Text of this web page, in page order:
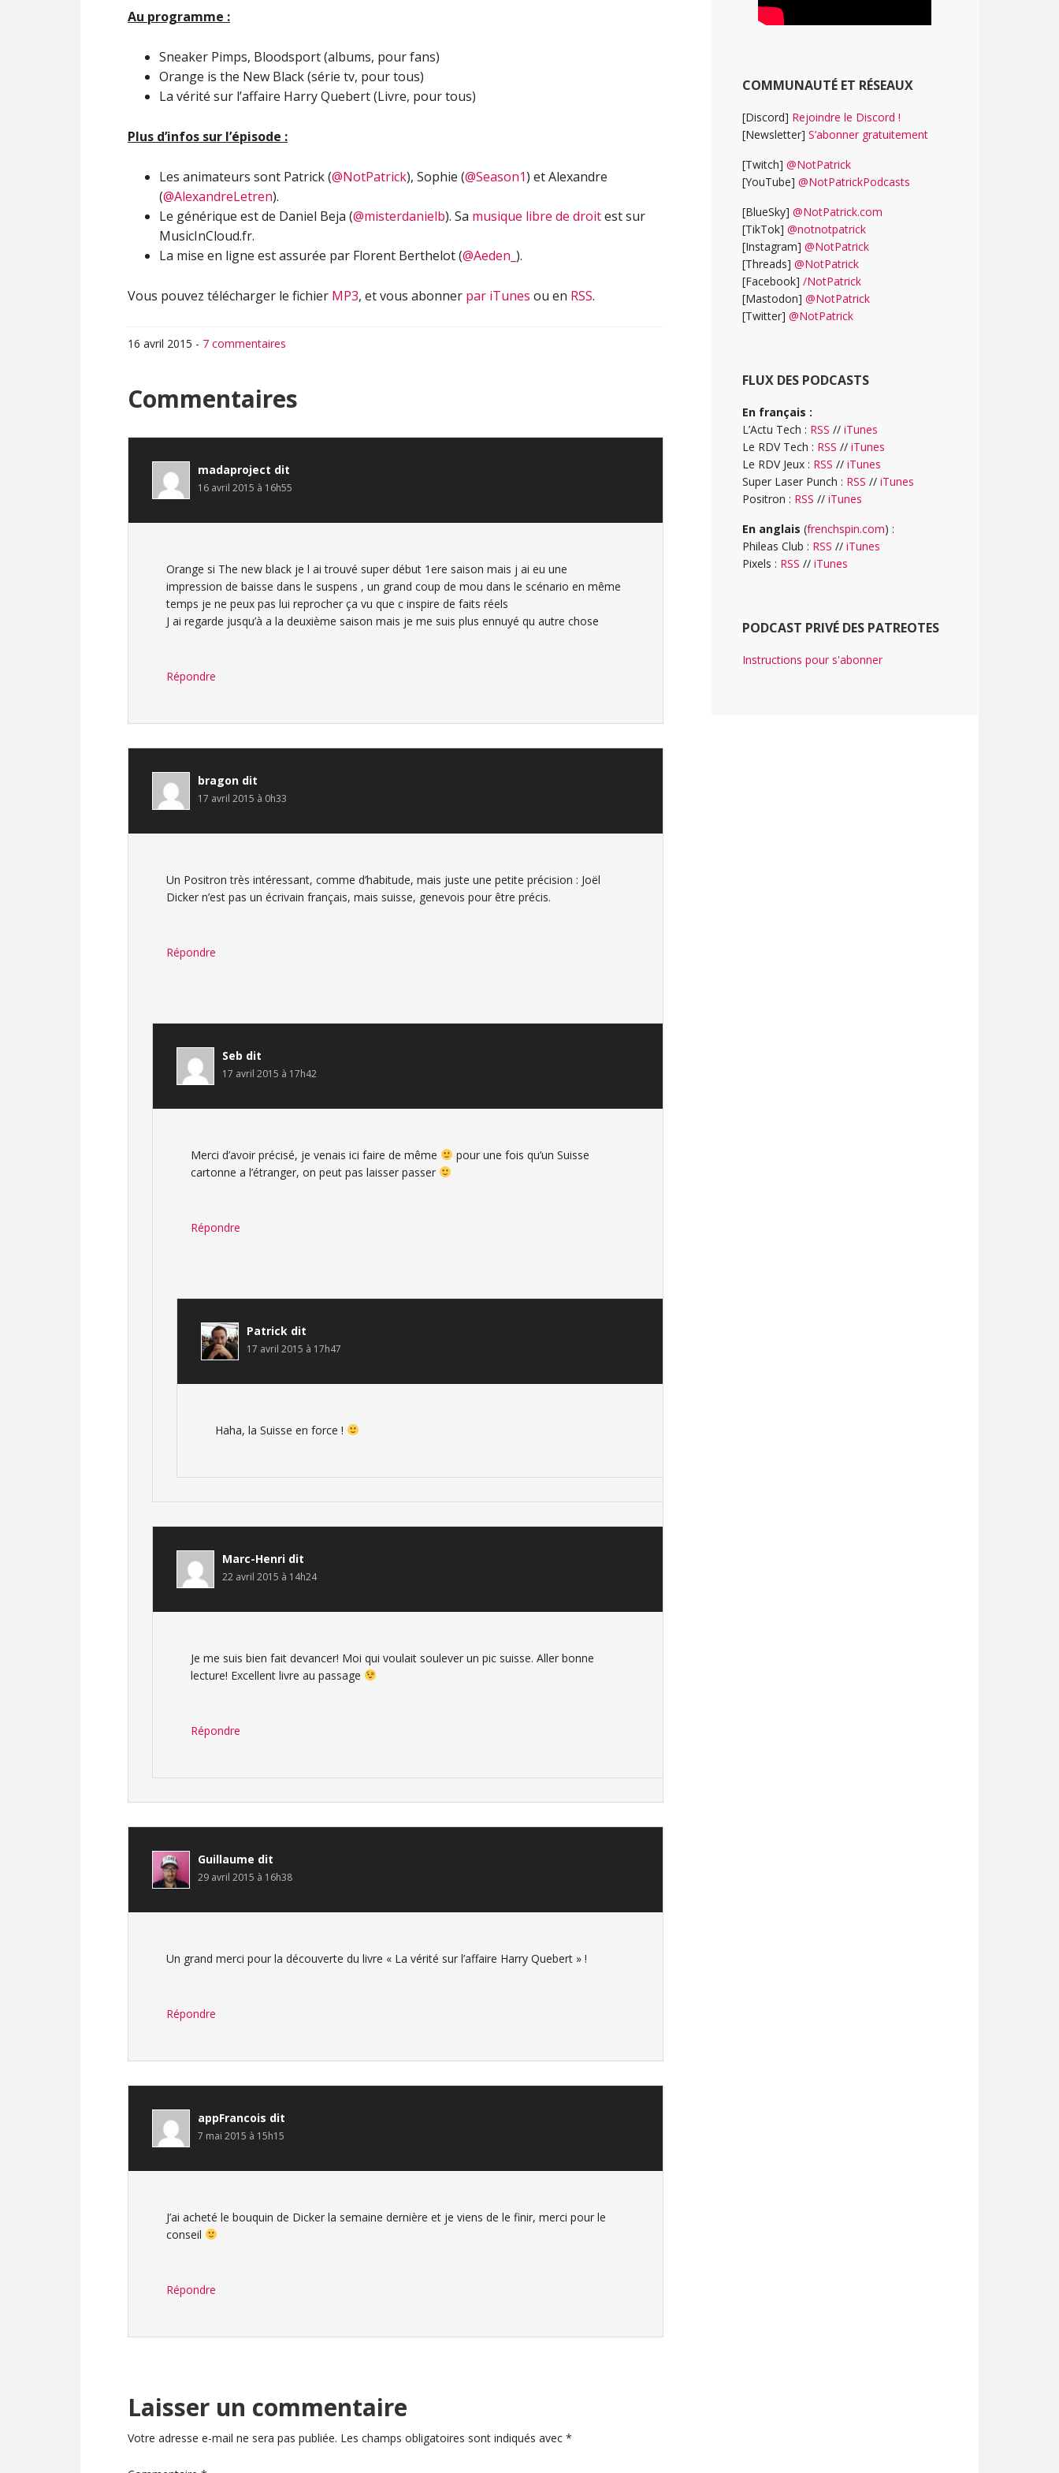
Au programme :
Sneaker Pimps, Bloodsport (albums, pour fans)
Orange is the New Black (série tv, pour tous)
La vérité sur l’affaire Harry Quebert (Livre, pour tous)
Plus d’infos sur l’épisode :
Les animateurs sont Patrick (@NotPatrick), Sophie (@Season1) et Alexandre
(@AlexandreLetren).
Le générique est de Daniel Beja (@misterdanielb). Sa musique libre de droitest sur
MusicInCloud.fr.
La mise en ligne est assurée par Florent Berthelot (@Aeden_ ).
Vous pouvez télécharger le fichier MP3, et vous abonner par iTunes ou en RSS.
16 avril 2015 - 7 commentaires
Interactions
du
lecteur
Commentaires
madaproject dit
16 avril 2015 à 16h55
Orange si The new black je l ai trouvé super début 1ere saison mais j ai eu une
impression de baisse dans le suspens , un grand coup de mou dans le scénario en même
temps je ne peux pas lui reprocher ça vu que c inspire de faits réels
J ai regarde jusqu’à a la deuxième saison mais je me suis plus ennuyé qu autre chose
Répondre
bragon dit
17 avril 2015 à 0h33
Un Positron très intéressant, comme d’habitude, mais juste une petite précision : Joël
Dicker n’est pas un écrivain français, mais suisse, genevois pour être précis.
Répondre
Seb dit
17 avril 2015 à 17h42
Merci d’avoir précisé, je venais ici faire de même
pour une fois qu’un Suisse
cartonne a l’étranger, on peut pas laisser passer
Répondre
Patrick dit
17 avril 2015 à 17h47
Haha, la Suisse en force !
Marc-Henri dit
22 avril 2015 à 14h24
Je me suis bien fait devancer! Moi qui voulait soulever un pic suisse. Aller bonne
lecture! Excellent livre au passage
Répondre
Guillaume dit
29 avril 2015 à 16h38
Un grand merci pour la découverte du livre « La vérité sur l’affaire Harry Quebert » !
Répondre
appFrancois dit
7 mai 2015 à 15h15
J’ai acheté le bouquin de Dicker la semaine dernière et je viens de le finir, merci pour le
conseil
Répondre
Laisser un commentaire
Votre adresse e-mail ne sera pas publiée. Les champs obligatoires sont indiqués avec *
COMMUNAUTÉ ET RÉSEAUX
[Discord] Rejoindre le Discord !
[Newsletter] S’abonner gratuitement
[Twitch] @NotPatrick
[YouTube] @NotPatrickPodcasts
[BlueSky] @NotPatrick.com
[TikTok] @notnotpatrick
[Instagram] @NotPatrick
[Threads] @NotPatrick
[Facebook] /NotPatrick
[Mastodon] @NotPatrick
[Twitter] @NotPatrick
FLUX DES PODCASTS
En français :
L’Actu Tech : RSS // iTunes
Le RDV Tech : RSS // iTunes
Le RDV Jeux : RSS // iTunes
Super Laser Punch : RSS // iTunes
Positron : RSS // iTunes
En anglais (frenchspin.com) :
Phileas Club : RSS // iTunes
Pixels : RSS // iTunes
PODCAST PRIVÉ DES PATREOTES
Instructions pour s'abonner